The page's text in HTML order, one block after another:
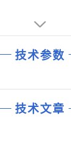
技术参数
技术文章